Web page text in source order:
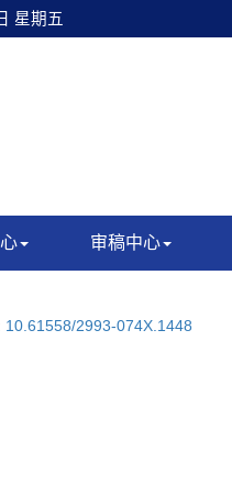
星期五
审稿中心
10.61558/2993-074X.1448